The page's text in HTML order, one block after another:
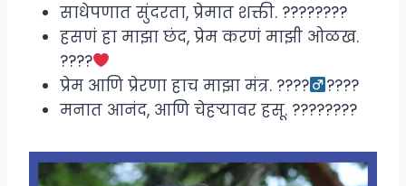
साधेपणात सुंदरता, प्रेमात शक्ती. ????????
हसणं हा माझा छंद, प्रेम करणं माझी ओळख.
????
प्रेम आणि प्रेरणा हाच माझा मंत्र. ????‍
????
मनात आनंद, आणि चेहऱ्यावर हसू. ????????